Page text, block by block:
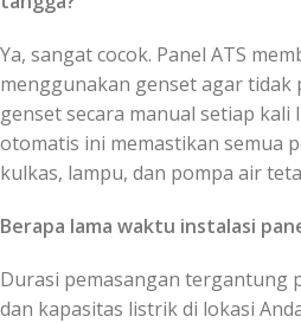
Ya, sangat cocok. Panel ATS
menggunakan genset agar
genset secara manual setiap kali
otomatis ini memastikan semua
kulkas, lampu, dan pompa air
Berapa lama waktu instalasi
Durasi pemasangan tergantung
dan kapasitas listrik di lokasi